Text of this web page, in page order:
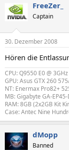
FreeZer_
Captain
30. Dezember 2008
Hören die
CPU: Q9550 E0 @
GPU: Asus GTX 260
NT: Enermax Pro82+
MB: Gigabyte GA-EP45-
RAM: 8GB (2x2GB Kit
Case: Antec Nine
dMopp
Banned